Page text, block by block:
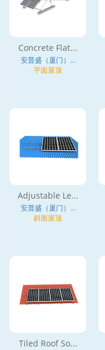
Concrete Flat...
安普盛（厦门）...
平面屋顶
Adjustable Le...
安普盛（厦门）...
斜面屋顶
Tiled Roof So...